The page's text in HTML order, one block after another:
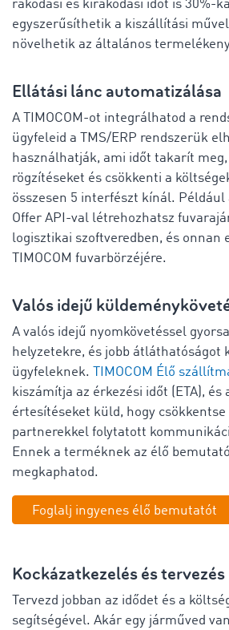
rakodási és kirakodási időt is 30%-
egyszerűsíthetik a kiszállítási
növelhetik az általános
Ellátási lánc automatizálása
A TIMOCOM-ot integrálhatod a
ügyfeleid a TMS/ERP rendszerük
használhatják, ami időt takarít
rögzítéseket és csökkenti a
összesen 5 interfészt kínál. Például
Offer API-val létrehozhatsz
logisztikai szoftveredben, és onnan
TIMOCOM fuvarbörzéjére.
Valós idejű
A valós idejű nyomkövetéssel
helyzetekre, és jobb átláthatóságot
ügyfeleknek.
TIMOCOM Élő
kiszámítja az érkezési időt (ETA),
értesítéseket küld, hogy csökkentse
partnerekkel folytatott
Ennek a terméknek az élő
megkaphatod.
Foglalj ingyenes élő bemutatót
Kockázatkezelés és tervezés
Tervezd jobban az idődet és a
segítségével. Akár egy járműved